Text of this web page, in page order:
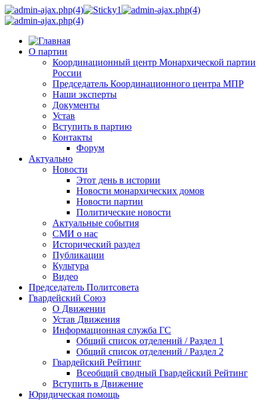
О партии
Координационный центр Монархической партии
России
Председатель Координационного центра МПР
Наши эксперты
Документы
Устав
Вступить в партию
Контакты
Форум
Актуально
Новости
Этот день в истории
Новости монархических домов
Новости партии
Политические новости
Актуальные события
СМИ о нас
Исторический раздел
Публикации
Культура
Видео
Председатель Политсовета
Гвардейский Союз
О Движении
Устав Движения
Информационная служба ГС
Общий список отделений / Раздел 1
Общий список отделений / Раздел 2
Гвардейский Рейтинг
Всеобщий сводный Гвардейский Рейтинг
Вступить в Движение
Юридическая помощь